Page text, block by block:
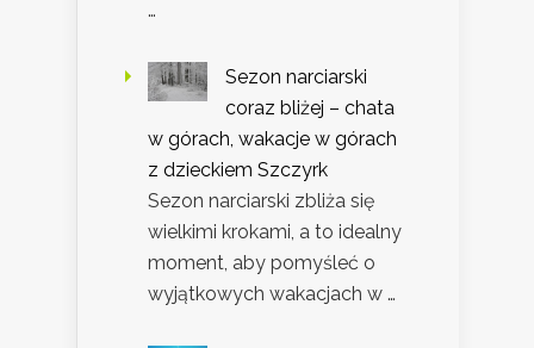
…
Sezon narciarski
coraz bliżej – chata
w górach, wakacje w górach
z dzieckiem Szczyrk
Sezon narciarski zbliża się
wielkimi krokami, a to idealny
moment, aby pomyśleć o
wyjątkowych wakacjach w …